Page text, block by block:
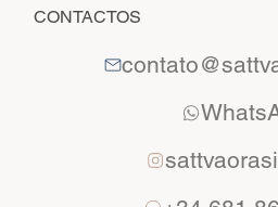
CONTACTOS